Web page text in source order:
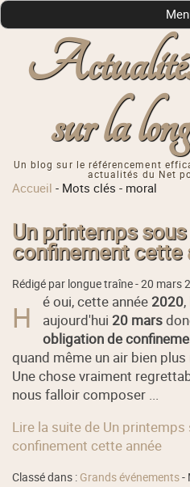
sur la
Un blog sur le référencement
actualités du Net
Accueil - Mots clés - moral
Un printemps
confinement cette
Rédigé par longue traîne -20 mars
H é oui, cette année2020
aujourd'hui20 mars
obligation de
quand même un air bien
Une chose vraiment
nous falloir composer ...
Lire la suite de Un
confinement cette année
Classé dans : Grands événements-